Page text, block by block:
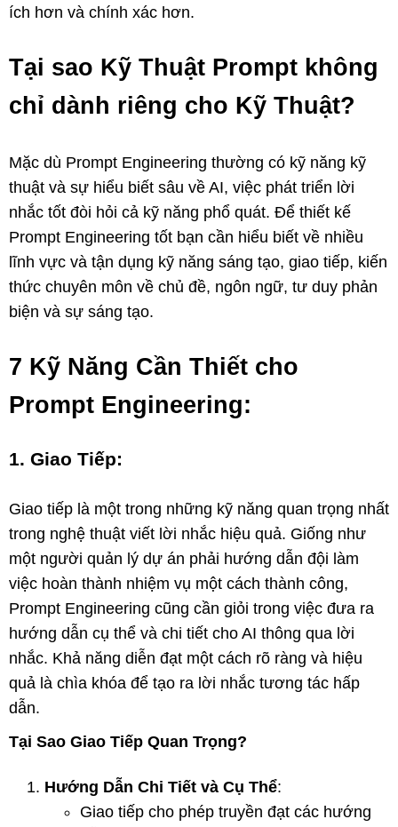
ích hơn và chính xác hơn.
Tại sao Kỹ Thuật Prompt không
chỉ dành riêng cho Kỹ Thuật?
Mặc dù Prompt Engineering thường có kỹ năng kỹ
thuật và sự hiểu biết sâu về AI, việc phát triển lời
nhắc tốt đòi hỏi cả kỹ năng phổ quát. Để thiết kế
Prompt Engineering tốt bạn cần hiểu biết về nhiều
lĩnh vực và tận dụng kỹ năng sáng tạo, giao tiếp, kiến
thức chuyên môn về chủ đề, ngôn ngữ, tư duy phản
biện và sự sáng tạo.
7 Kỹ Năng Cần Thiết cho
Prompt Engineering:
1. Giao Tiếp:
Giao tiếp là một trong những kỹ năng quan trọng nhất
trong nghệ thuật viết lời nhắc hiệu quả. Giống như
một người quản lý dự án phải hướng dẫn đội làm
việc hoàn thành nhiệm vụ một cách thành công,
Prompt Engineering cũng cần giỏi trong việc đưa ra
hướng dẫn cụ thể và chi tiết cho AI thông qua lời
nhắc. Khả năng diễn đạt một cách rõ ràng và hiệu
quả là chìa khóa để tạo ra lời nhắc tương tác hấp
dẫn.
Tại Sao Giao Tiếp Quan Trọng?
Hướng Dẫn Chi Tiết và Cụ Thể:
Giao tiếp cho phép truyền đạt các hướng